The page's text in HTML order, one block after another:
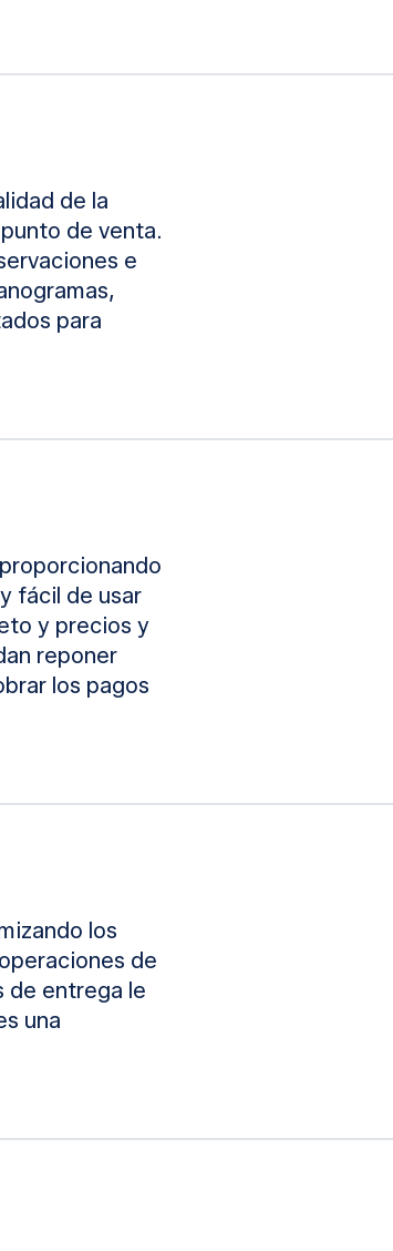
de la
de venta.
e
para
fácil de usar
y precios y
reponer
los pagos
los
de
de entrega le
una